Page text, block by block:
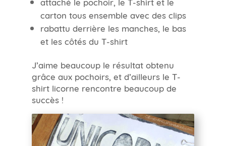
carton tous ensemble avec des clips
rabattu derrière les manches, le bas
et les côtés du T-shirt
J’aime beaucoup le résultat obtenu
grâce aux pochoirs, et d’ailleurs le T-
shirt licorne rencontre beaucoup de
succès !